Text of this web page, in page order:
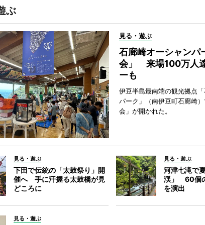
ぶ
見る・遊ぶ
石廊崎オーシャンパ
会」 来場100万人
ーも
伊豆半島最南端の観光拠点
パーク」（南伊豆町石廊崎
会」が開かれた。
見る・遊ぶ
下田で伝統の「太鼓祭り」開
催へ 手に汗握る太鼓橋が見
どころに
見る・遊ぶ
河津七滝で
渓」 60個
を演出
見る・遊ぶ